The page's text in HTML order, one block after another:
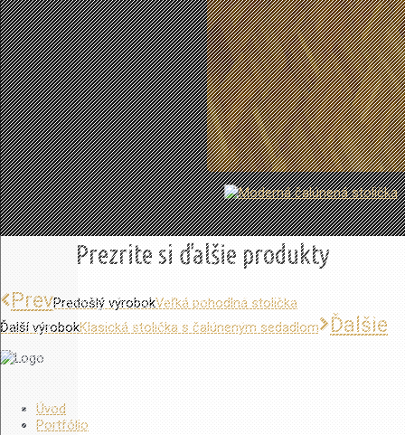
Prezrite si ďalšie produkty
PrevPredošlý výrobokVeľká pohodlná stolička
Ďalší výrobokKlasická stolička s čalúneným sedadlom Ďalšie
Úvod
Portfólio